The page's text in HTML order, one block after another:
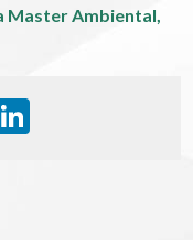
Master Ambiental,